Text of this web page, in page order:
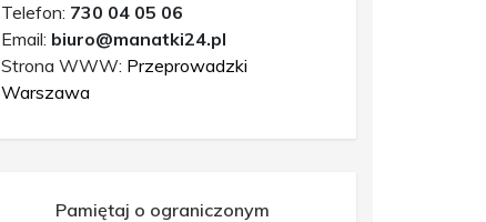
Telefon: 730 04 05 06
Email: biuro@manatki24.pl
Strona WWW: Przeprowadzki
Warszawa
Pamiętaj o ograniczonym